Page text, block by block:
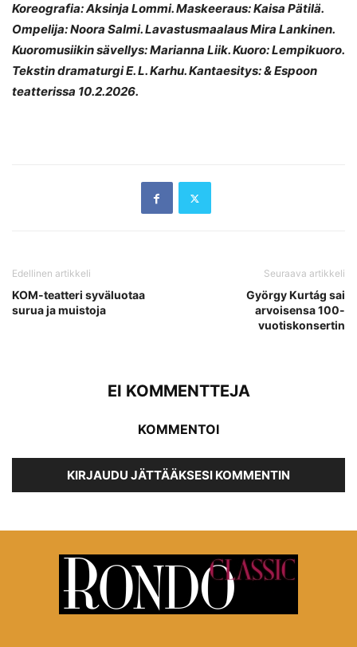
Koreografia: Aksinja Lommi. Maskeeraus: Kaisa Pätilä.
Ompelija: Noora Salmi. Lavastusmaalaus Mira Lankinen.
Kuoromusiikin sävellys: Marianna Liik. Kuoro: Lempikuoro.
Tekstin dramaturgi E. L. Karhu. Kantaesitys: & Espoon
teatterissa 10.2.2026.
Edellinen artikkeli
KOM-teatteri syväluotaa
surua ja muistoja
Seuraava artikkeli
György Kurtág sai
arvoisensa 100-
vuotiskonsertin
EI KOMMENTTEJA
KOMMENTOI
KIRJAUDU JÄTTÄÄKSESI KOMMENTIN